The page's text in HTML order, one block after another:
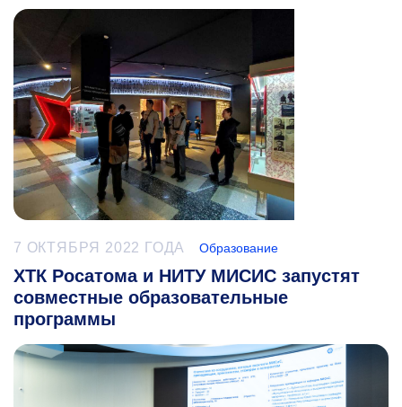
7 ОКТЯБРЯ 2022 ГОДА Образование
ХТК Росатома и НИТУ МИСИС запустят
совместные образовательные
программы